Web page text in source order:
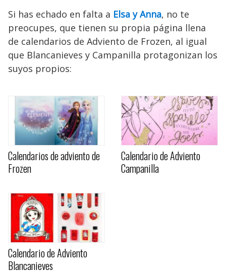
Si has echado en falta a Elsa y Anna, no te
preocupes, que tienen su propia página llena
de calendarios de Adviento de Frozen, al igual
que Blancanieves y Campanilla protagonizan los
suyos propios:
Calendarios de adviento de
Frozen
Calendario de Adviento
Campanilla
Calendario de Adviento
Blancanieves